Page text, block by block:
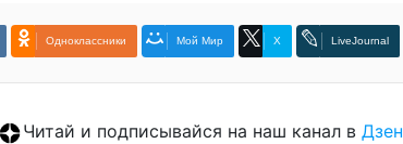
Одноклассники Мой Мир X LiveJournal
Читай и подписывайся на наш канал в Дзен